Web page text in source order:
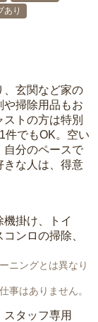
あり
、玄関など家の
や掃除用品もお
トの方は特別
件でもOK。空い
自分のペースで
きな人は、得意
掛け、トイ
ンロの掃除、
ニングとは異なり
事はありません。
タッフ専用